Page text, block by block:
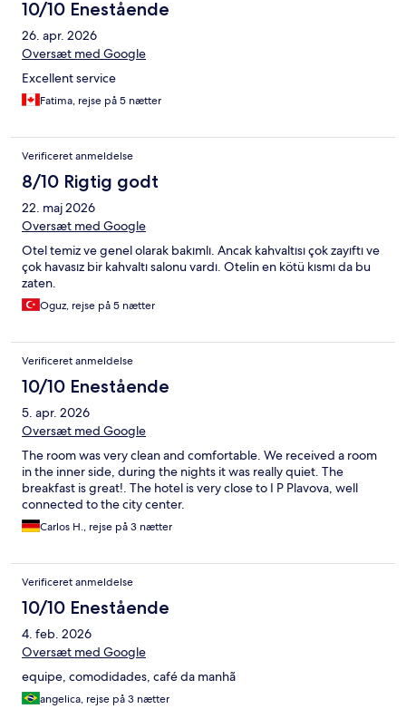
10/10 Enestående
26. apr. 2026
Oversæt med Google
Excellent service
Fatima, rejse på 5 nætter
Verificeret anmeldelse
8/10 Rigtig godt
22. maj 2026
Oversæt med Google
Otel temiz ve genel olarak bakımlı. Ancak kahvaltısı çok zayıftı ve
çok havasız bir kahvaltı salonu vardı. Otelin en kötü kısmı da bu
zaten.
Oguz, rejse på 5 nætter
Verificeret anmeldelse
10/10 Enestående
5. apr. 2026
Oversæt med Google
The room was very clean and comfortable. We received a room
in the inner side, during the nights it was really quiet. The
breakfast is great!. The hotel is very close to I P Plavova, well
connected to the city center.
Carlos H., rejse på 3 nætter
Verificeret anmeldelse
10/10 Enestående
4. feb. 2026
Oversæt med Google
equipe, comodidades, café da manhã
angelica, rejse på 3 nætter